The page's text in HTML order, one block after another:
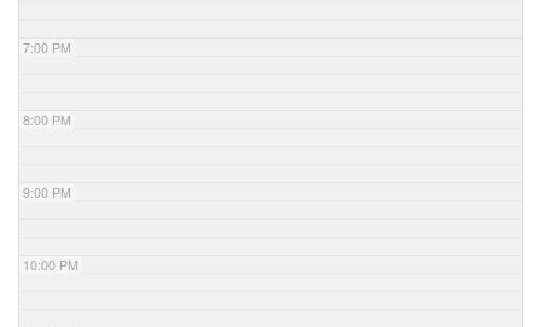
7:00 PM
8:00 PM
9:00 PM
10:00 PM